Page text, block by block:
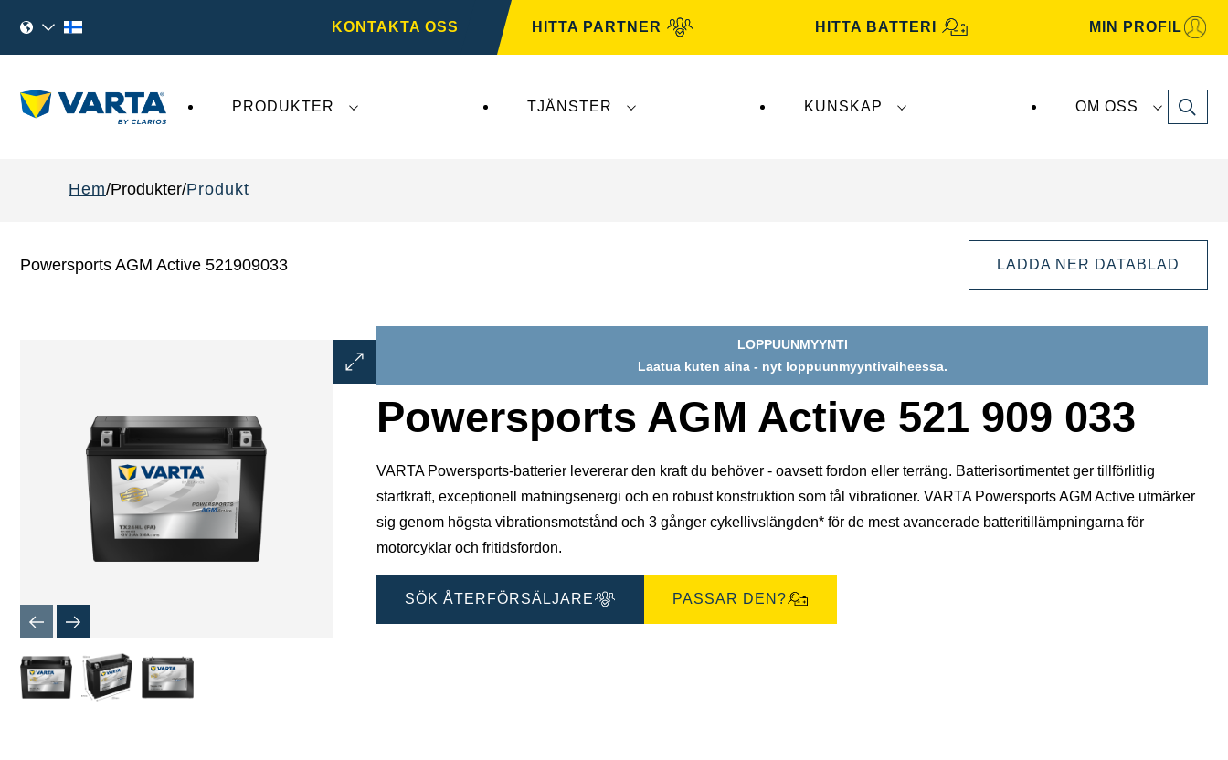
KONTAKTA OSS HITTA PARTNER HITTA BATTERI MIN PROFIL
PRODUKTER TJÄNSTER KUNSKAP OM OSS Search
Hem Produkter Produkt
Powersports AGM Active 521909033 LADDA NER DATABLAD
Öppna
bilddialog
Öppna
bilddialog
LOPPUUNMYYNTI
Laatua kuten aina - nyt loppuunmyyntivaiheessa.
Powersports AGM Active 521 909 033
VARTA Powersports-batterier levererar den kraft du behöver - oavsett fordon eller terräng. Batterisortimentet ger tillförlitlig
startkraft, exceptionell matningsenergi och en robust konstruktion som tål vibrationer. VARTA Powersports AGM Active utmärker
sig genom högsta vibrationsmotstånd och 3 gånger cykellivslängden* för de mest avancerade batteritillämpningarna för
motorcyklar och fritidsfordon.
SÖK ÅTERFÖRSÄLJARE PASSAR DEN?